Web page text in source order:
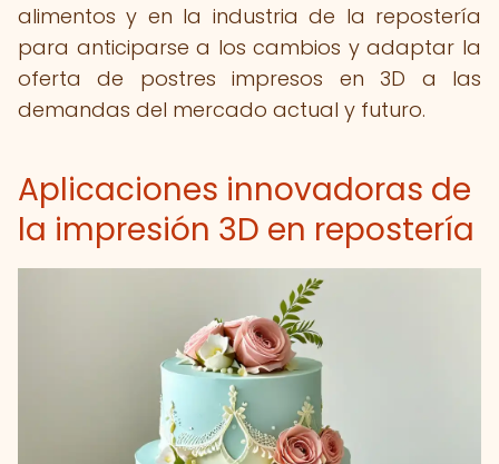
alimentos y en la industria de la repostería
para anticiparse a los cambios y adaptar la
oferta de postres impresos en 3D a las
demandas del mercado actual y futuro.
Aplicaciones innovadoras de
la impresión 3D en repostería